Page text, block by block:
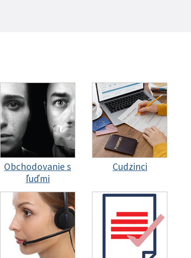
Obchodovanie s
ľuďmi
Cudzinci